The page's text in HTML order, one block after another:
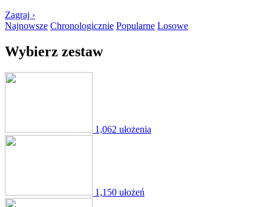
Zagraj ›
Najnowsze Chronologicznie Popularne Losowe
Wybierz zestaw
1,062 ułożenia
1,150 ułożeń